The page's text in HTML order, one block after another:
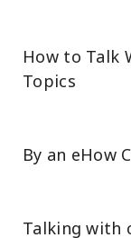
How to
Topics
By an eHow
Talking